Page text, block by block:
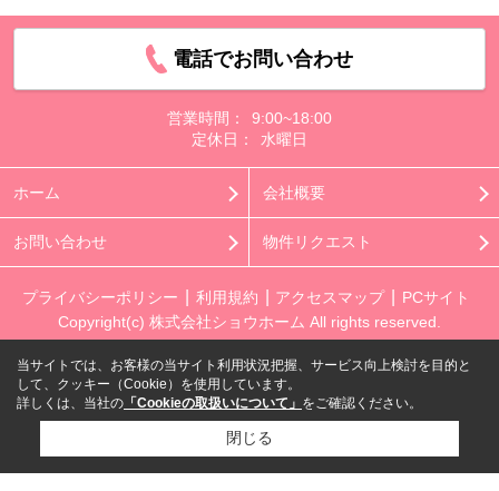
電話でお問い合わせ
営業時間：
9:00~18:00
定休日：
水曜日
ホーム 会社概要
お問い合わせ 物件リクエスト
プライバシーポリシー 利用規約 アクセスマップ
PCサイト
Copyright(c) 株式会社ショウホーム All rights reserved.
当サイトでは、お客様の当サイト利用状況把握、サービス向上検討を目的と
して、クッキー（Cookie）を使用しています。
詳しくは、当社の 「Cookieの取扱いについて」 をご確認ください。
閉じる